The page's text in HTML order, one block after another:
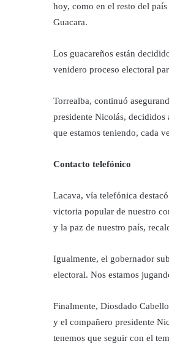
hoy, como en el resto del
Guacara.
Los guacareños están
venidero proceso electoral
Torrealba, continuó
presidente Nicolás,
que estamos teniendo, cada
Contacto telefónico
Lacava, vía telefónica
victoria popular de nuestro
y la paz de nuestro país,
Igualmente, el gobernador
electoral. Nos estamos
Finalmente, Diosdado
y el compañero presidente
tenemos que seguir con el